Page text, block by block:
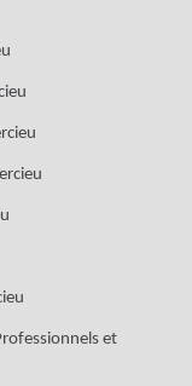
et